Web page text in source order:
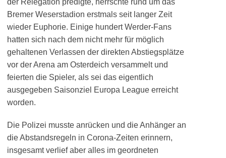
der Relegation predigte, herrschte rund um das
Bremer Weserstadion erstmals seit langer Zeit
wieder Euphorie. Einige hundert Werder-Fans
hatten sich nach dem nicht mehr für möglich
gehaltenen Verlassen der direkten Abstiegsplätze
vor der Arena am Osterdeich versammelt und
feierten die Spieler, als sei das eigentlich
ausgegeben Saisonziel Europa League erreicht
worden.
Die Polizei musste anrücken und die Anhänger an
die Abstandsregeln in Corona-Zeiten erinnern,
insgesamt verlief aber alles im geordneten